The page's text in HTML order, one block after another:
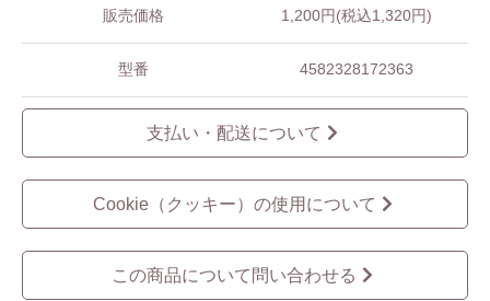
販売価格 1,200円(税込1,320円)
型番 4582328172363
支払い・配送について
Cookie（クッキー）の使用について
この商品について問い合わせる